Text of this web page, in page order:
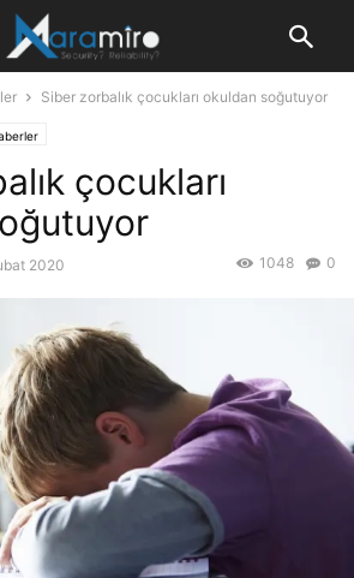
Siber zorbalık çocukları okuldan soğutuyor
çocukları
2020 0
1048